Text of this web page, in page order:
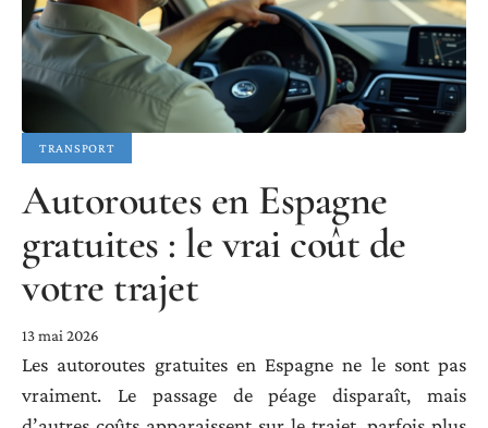
TRANSPORT
Autoroutes en Espagne
gratuites : le vrai coût de
votre trajet
13 mai 2026
Les autoroutes gratuites en Espagne ne le sont pas
vraiment. Le passage de péage disparaît, mais